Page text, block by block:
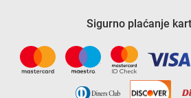
Sigurno plaćanje